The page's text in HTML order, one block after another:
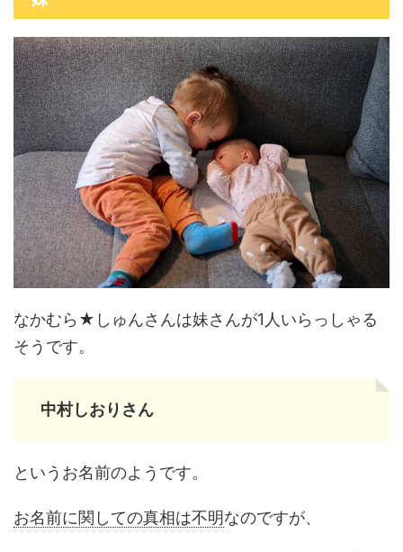
なかむら★しゅんさんは妹さんが1人いらっしゃる
そうです。
中村しおりさん
というお名前のようです。
お名前に関しての真相は不明なのですが、